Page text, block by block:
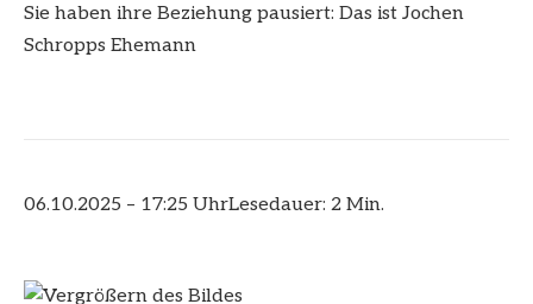
Sie haben ihre Beziehung pausiert: Das ist Jochen
Schropps Ehemann
06.10.2025 – 17:25 UhrLesedauer: 2 Min.